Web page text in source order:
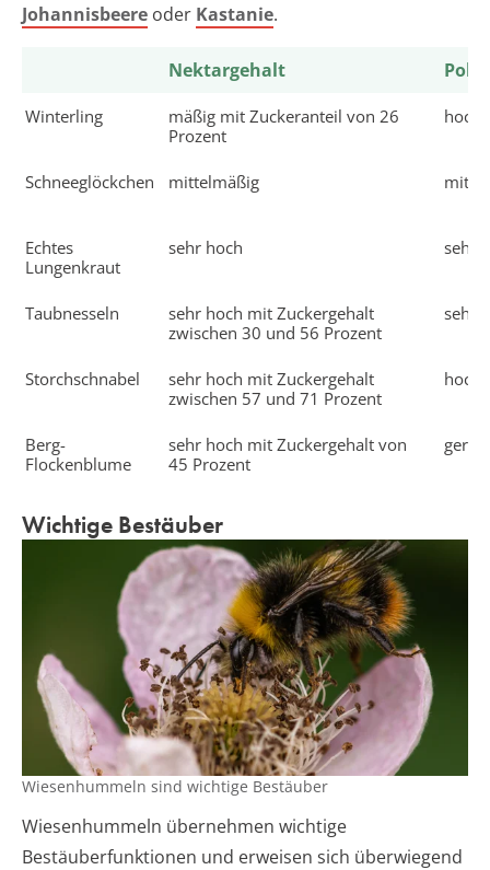
Johannisbeere oder Kastanie.
Nektargehalt
Winterling
mäßig mit Zuckeranteil von 26
Prozent
hoch
Schneeglöckchen mittelmäßig
Echtes
Lungenkraut
sehr hoch sehr
Taubnesseln
sehr hoch mit Zuckergehalt
zwischen 30 und 56 Prozent
sehr
Storchschnabel
sehr hoch mit Zuckergehalt
zwischen 57 und 71 Prozent
hoch
Berg-
Flockenblume
sehr hoch mit Zuckergehalt von
45 Prozent
gering
Wichtige Bestäuber
Wiesenhummeln sind wichtige Bestäuber
Wiesenhummeln übernehmen wichtige
Bestäuberfunktionen und erweisen sich überwiegend